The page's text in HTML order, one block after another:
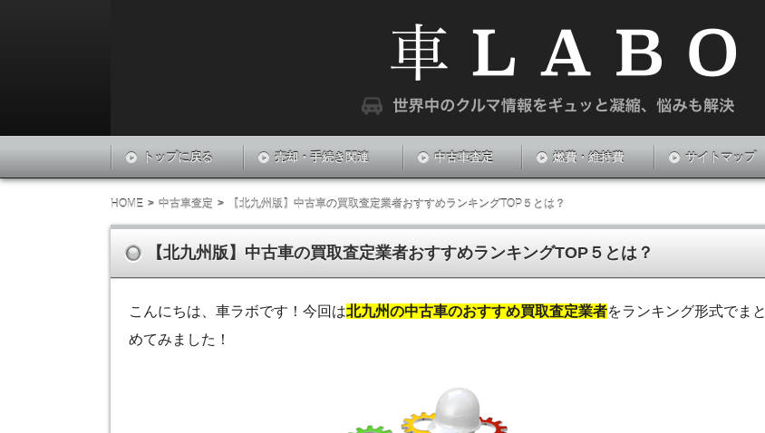
トップに戻る 売却・手続き関連 中古車査定 燃費・維持費 サイトマップ
HOME 中古車査定 【北九州版】中古車の買取査定業者おすすめランキングTOP５とは？
【北九州版】中古車の買取査定業者おすすめランキングTOP５とは？
こんにちは、車ラボです！今回は北九州の中古車のおすすめ買取査定業者をランキング形式でまと
めてみました！